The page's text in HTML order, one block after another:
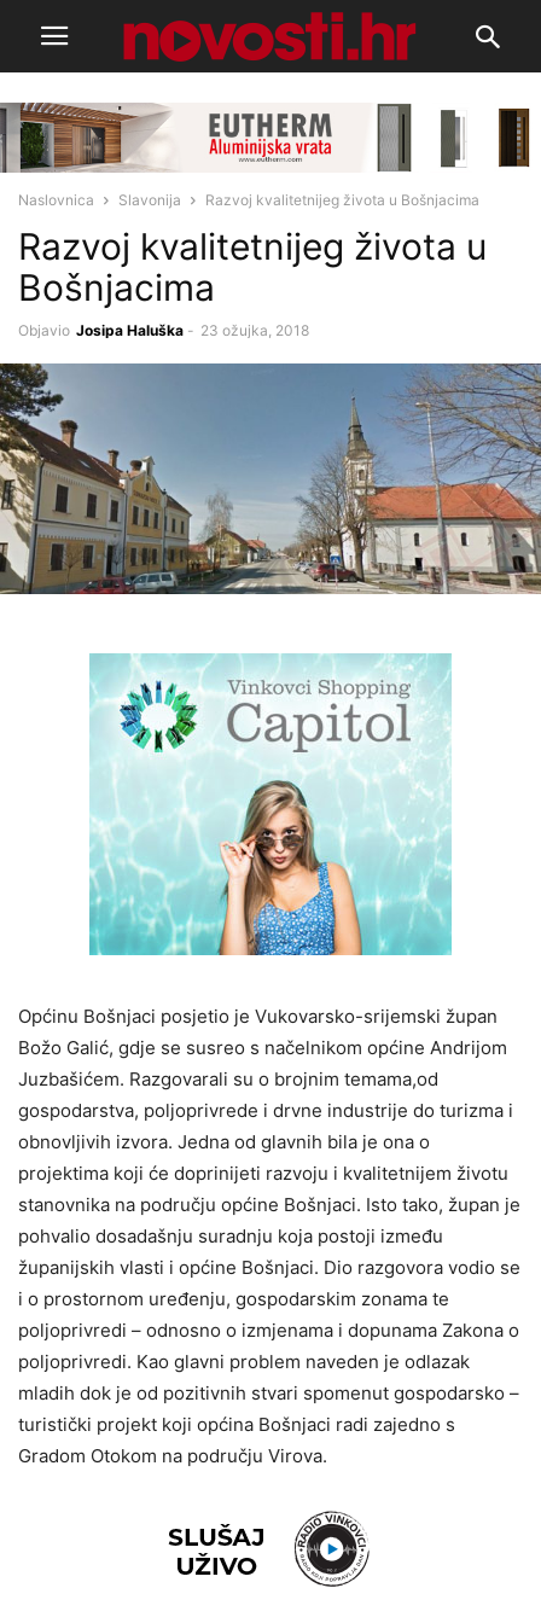
Naslovnica Slavonija Razvoj kvalitetnijeg života u Bošnjacima
Razvoj kvalitetnijeg života u
Bošnjacima
Objavio Josipa Haluška - 23 ožujka, 2018
Općinu Bošnjaci posjetio je Vukovarsko-srijemski župan
Božo Galić, gdje se susreo s načelnikom općine Andrijom
Juzbašićem. Razgovarali su o brojnim temama,od
gospodarstva, poljoprivrede i drvne industrije do turizma i
obnovljivih izvora. Jedna od glavnih bila je ona o
projektima koji će doprinijeti razvoju i kvalitetnijem životu
stanovnika na području općine Bošnjaci. Isto tako, župan je
pohvalio dosadašnju suradnju koja postoji između
županijskih vlasti i općine Bošnjaci. Dio razgovora vodio se
i o prostornom uređenju, gospodarskim zonama te
poljoprivredi – odnosno o izmjenama i dopunama Zakona o
poljoprivredi. Kao glavni problem naveden je odlazak
mladih dok je od pozitivnih stvari spomenut gospodarsko –
turistički projekt koji općina Bošnjaci radi zajedno s
Gradom Otokom na području Virova.